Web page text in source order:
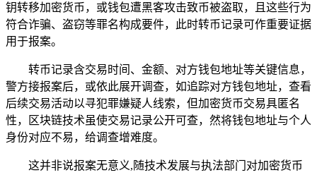
钥转移加密货币，或钱包遭黑客攻击致币被盗取，且这些行为
符合诈骗、盗窃等罪名构成要件，此时转币记录可作重要证据
用于报案。
转币记录含交易时间、金额、对方钱包地址等关键信息，
警方接报案后，或依此展开调查，如追踪对方钱包地址，查看
后续交易活动以寻犯罪嫌疑人线索，但加密货币交易具匿名
性，区块链技术虽使交易记录公开可查，然将钱包地址与个人
身份对应不易，给调查增难度。
这并非说报案无意义,随技术发展与执法部门对加密货币